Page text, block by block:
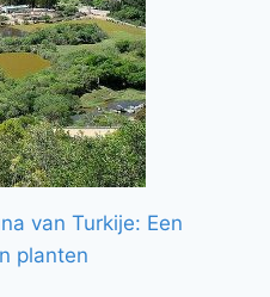
van Turkije: Een
planten